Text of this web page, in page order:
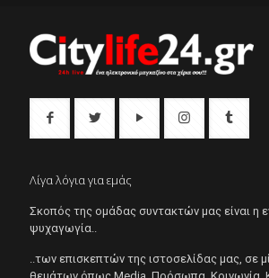
Λίγα λόγια για εμάς
Σκοπός της ομάδας συντακτών μας είναι η
ψυχαγωγία..
..των επισκεπτών της ιστοσελίδας μας, σε